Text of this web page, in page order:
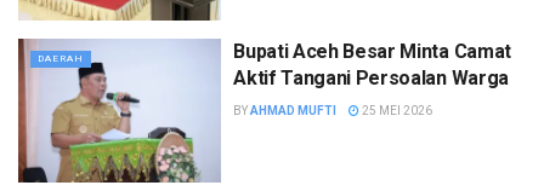
DAERAH
Bupati Aceh Besar Minta Camat
Aktif Tangani Persoalan Warga
BYAHMAD MUFTI 25 MEI 2026